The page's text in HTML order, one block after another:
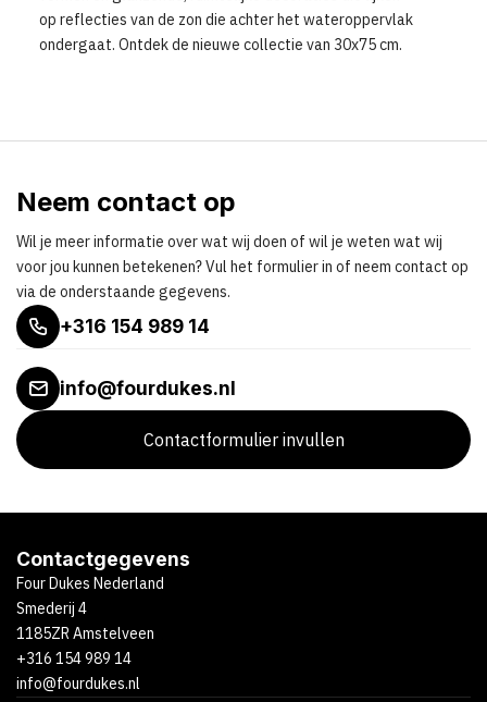
op reflecties van de zon die achter het wateroppervlak
ondergaat. Ontdek de nieuwe collectie van 30x75 cm.
Neem contact op
Wil je meer informatie over wat wij doen of wil je weten wat wij
voor jou kunnen betekenen? Vul het formulier in of neem contact op
via de onderstaande gegevens.
+316 154 989 14
info@fourdukes.nl
Contactformulier invullen
Contactgegevens
Four Dukes Nederland
Smederij 4
1185ZR Amstelveen
+316 154 989 14
info@fourdukes.nl